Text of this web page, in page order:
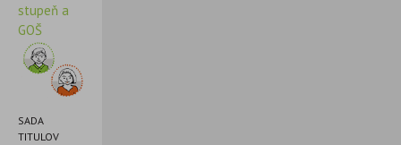
stupeň a
GOŠ
SADA
TITULOV